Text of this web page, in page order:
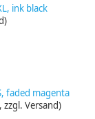
ink black
faded magenta
Versand)